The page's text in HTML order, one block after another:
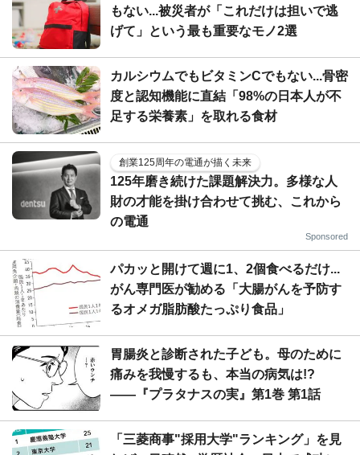
もない...被災者が「これだけは担いで逃
げて」という最も重要なモノ2選
カルシウムでもビタミンCでもない...骨密
度と認知機能に直結「98%の日本人が不
足する栄養素」を取れる食材
創業125周年の電通が描く未来
125年磨き続けた課題解決力。多様な人
財の才能を掛け合わせて挑む、これから
の電通
Sponsored
パカッと開けて週に1、2個食べるだけ...
がん専門医が勧める「大腸がんを予防す
るオメガ脂肪酸たっぷり食品」
胃腸炎と診断された子ども。母のために
痛みを我慢するも、本当の病気は!?
――『プラタナスの実』第1巻 第1話
「三菱商事"採用大学"ランキング」を見